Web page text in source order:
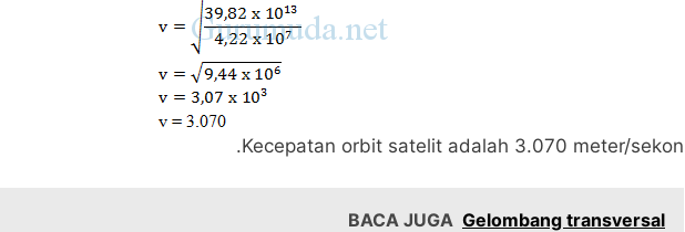
Kecepatan orbit satelit adalah 3.070 meter/sekon.
BACA JUGA Gelombang transversal